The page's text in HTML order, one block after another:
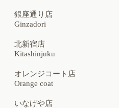
銀座通り店
Ginzadori
北新宿店
Kitashinjuku
オレンジコート店
Orange coat
いなげや店